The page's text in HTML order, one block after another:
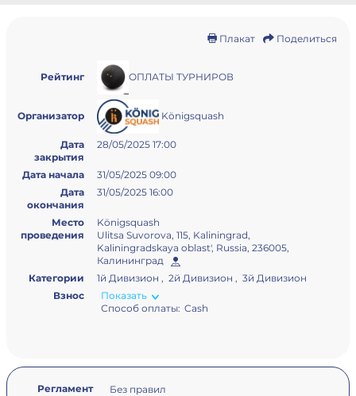
Плакат Поделиться
Рейтинг ОПЛАТЫ ТУРНИРОВ
Организатор Königsquash
Дата
закрытия
28/05/2025 17:00
Дата начала
31/05/2025 09:00
Дата
окончания
31/05/2025 16:00
Место
проведения
Königsquash
Ulitsa Suvorova, 115, Kaliningrad,
Kaliningradskaya oblast', Russia, 236005,
Калининград
Категории
1й Дивизион , 2й Дивизион , 3й Дивизион
Взнос
Показать
Способ оплаты: Cash
Регламент Без правил